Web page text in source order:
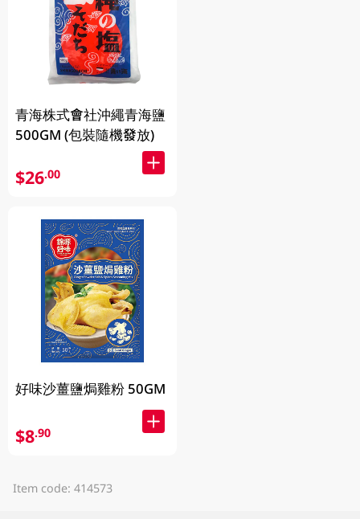
青海株式會社沖繩青海鹽
500GM (包裝隨機發放)
$26.00
好味沙薑鹽焗雞粉 50GM
$8.90
Item code: 414573